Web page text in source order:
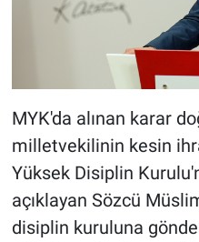
MYK'da alınan karar
milletvekilinin kesin
Yüksek Disiplin
açıklayan Sözcü
disiplin kuruluna